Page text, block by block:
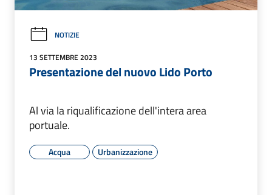
NOTIZIE
13 SETTEMBRE 2023
Presentazione del nuovo Lido Porto
Al via la riqualificazione dell'intera area
portuale.
Acqua Urbanizzazione